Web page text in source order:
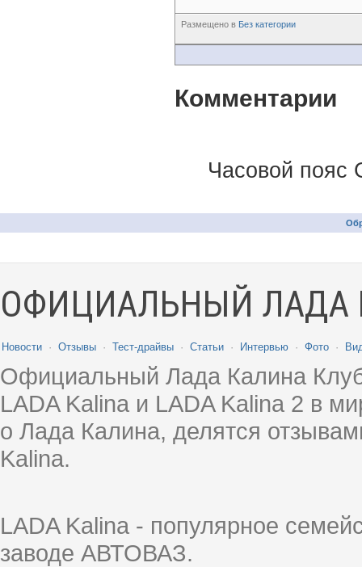
Размещено в Без категории
Комментарии
Часовой пояс
ОФИЦИАЛЬНЫЙ ЛАДА
Новости · Отзывы · Тест-драйвы · Статьи · Интервью · Фото ·
Официальный Лада Калина
LADA Kalina и LADA Kalina 2 в
о Лада Калина, делятся
Kalina.
LADA Kalina - популярное
заводе АВТОВАЗ.